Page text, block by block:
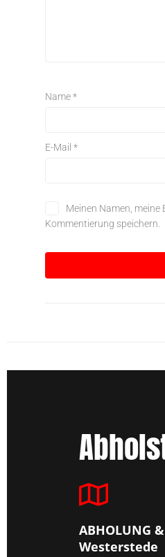
Name*
E-Mail *
Meinen Namen,
Kommentierung speichern.
ABHOLUNG
Westerstede